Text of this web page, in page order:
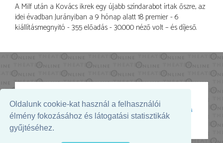
Oldalunk cookie-kat használ a felhasználói
élmény fokozásához és látogatási statisztikák
gyűjtéséhez.
A Milf után a Kovács ikrek egy újabb színdarabot írtak őszre, az
idei évadban Jurányiban a 9 hónap alatt 18 premier - 6
kiállításmegnyitó - 355 előadás - 30.000 néző volt – és díjeső.
Az oldal megjelenését támogatja: